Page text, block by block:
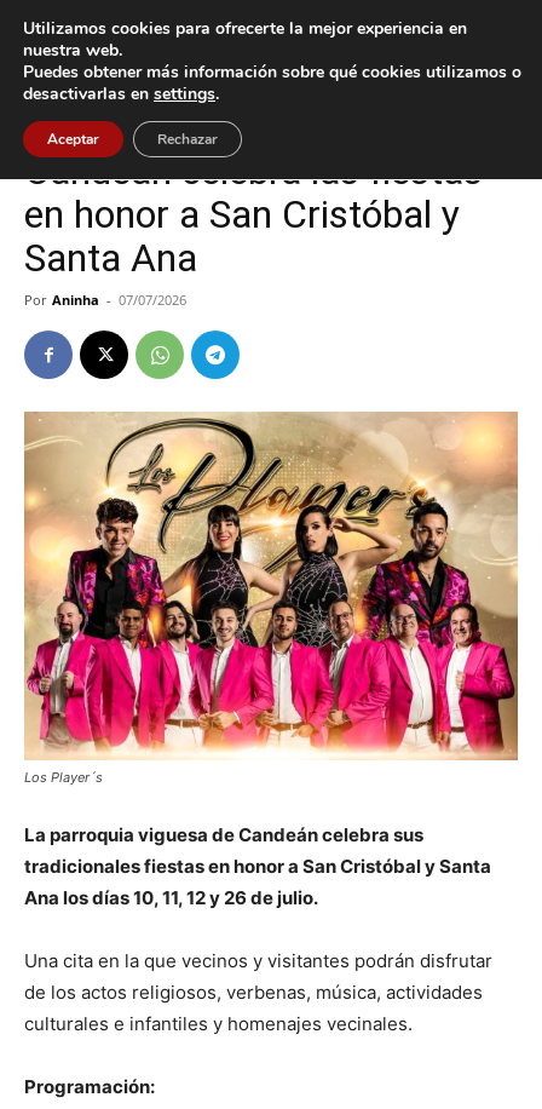
Inicio Cultura / Ocio
Cultura / Ocio Vigo
Candeán celebra las fiestas
en honor a San Cristóbal y
Santa Ana
Por Aninha - 07/07/2026
Los Player´s
La parroquia viguesa de Candeán celebra sus
tradicionales fiestas en honor a San Cristóbal y Santa
Ana los días 10, 11, 12 y 26 de julio.
Una cita en la que vecinos y visitantes podrán disfrutar
de los actos religiosos, verbenas, música, actividades
culturales e infantiles y homenajes vecinales.
Programación:
Utilizamos cookies para ofrecerte la mejor experiencia en
nuestra web.
Puedes obtener más información sobre qué cookies utilizamos o
desactivarlas en settings.
Aceptar Rechazar